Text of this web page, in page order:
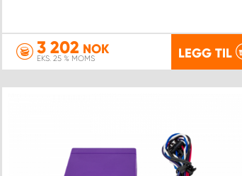
3 202 NOK
EKS. 25 % MOMS LEGG TIL